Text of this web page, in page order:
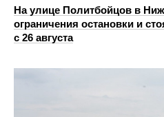
На улице Политбойцов в
ограничения остановки и
с 26 августа